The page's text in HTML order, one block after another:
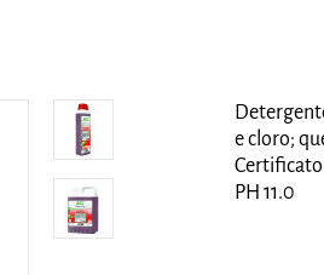
e cloro;
Certificato
PH 11.0